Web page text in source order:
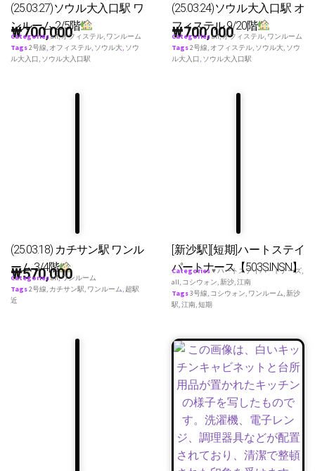
(25.03.27)ソウル大入口駅 ワ
ンルーム 2/5階
₩700,000
Categoriesall,オフィステル, ワンルーム
Tags2号線, オフィステル, ソウル大, ソウ
ル大入口, ソウル大入口駅
(25.03.24)ソウル大入口駅 オ
フィステル 9/20階
₩700,000
Categoriesall,オフィステル, ワンルーム
Tags2号線, オフィステル, ソウル大, ソウ
ル大入口, ソウル大入口駅
(25.03.18) カチサン駅 ワンル
ーム 3/4階
₩570,000
Categoriesall,ワンルーム
Tags2号線, カチサン駅, ワンルーム, 超駅
近
[新沙駅][短期]ハートステイ
パートナース【503SINSN】
Categories♥ ハートステイパートナーズ,
all, コシウォン,新沙,江南
Tags3号線, コシウォン, ワンルーム,新沙
駅,江南,短期